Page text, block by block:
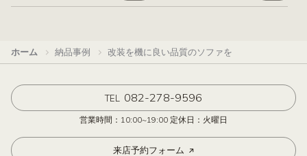
ホーム 納品事例 改装を機に良い品質のソファを
TEL 082-278-9596
営業時間：10:00~19:00 定休日：火曜日
来店予約フォーム